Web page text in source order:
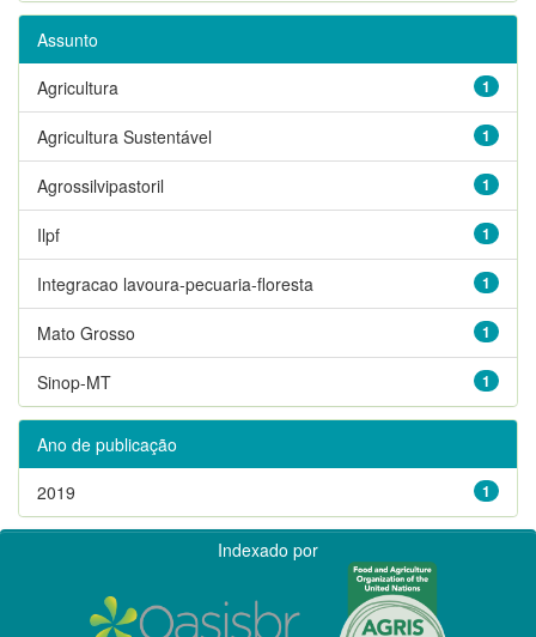
Assunto
1
Agricultura
1
Agricultura Sustentável
1
Agrossilvipastoril
1
Ilpf
1
Integracao lavoura-pecuaria-floresta
1
Mato Grosso
1
Sinop-MT
Ano de publicação
1
2019
Indexado por